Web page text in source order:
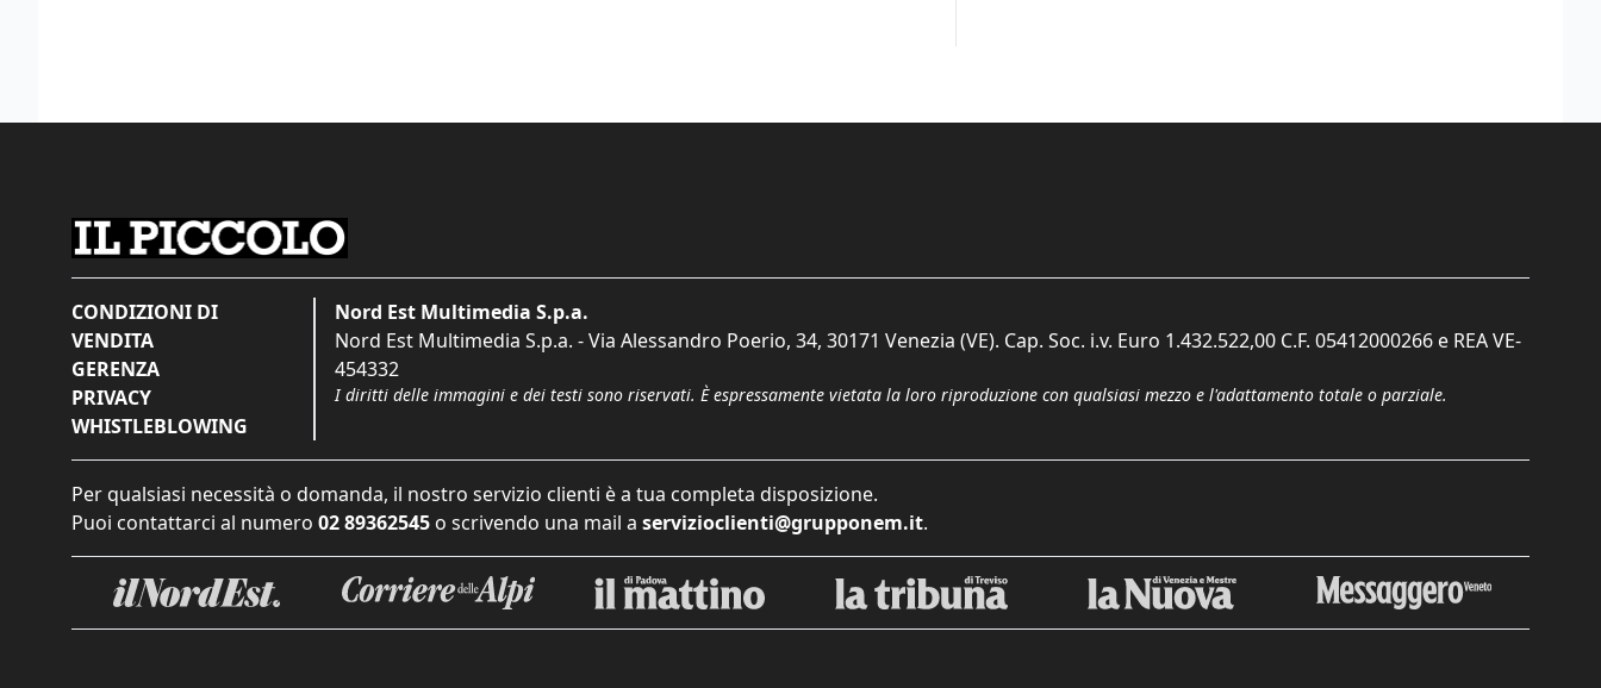
CONDIZIONI DI
VENDITA
GERENZA
PRIVACY
WHISTLEBLOWING
Nord Est Multimedia S.p.a.
Nord Est Multimedia S.p.a. - Via Alessandro Poerio, 34, 30171 Venezia (VE). Cap. Soc. i.v. Euro 1.432.522,00 C.F. 05412000266 e REA VE-
454332
I diritti delle immagini e dei testi sono riservati. È espressamente vietata la loro riproduzione con qualsiasi mezzo e l'adattamento totale o parziale.
Per qualsiasi necessità o domanda, il nostro servizio clienti è a tua completa disposizione.
Puoi contattarci al numero 02 89362545 o scrivendo una mail a servizioclienti@grupponem.it.